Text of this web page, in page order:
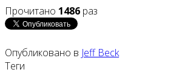
Прочитано 1486 раз
Опубликовано в Jeff Beck
Теги